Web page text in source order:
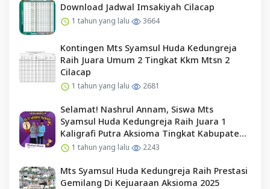
Download Jadwal Imsakiyah Cilacap
1 tahun yang lalu 3664
Kontingen Mts Syamsul Huda Kedungreja
Raih Juara Umum 2 Tingkat Kkm Mtsn 2
Cilacap
1 tahun yang lalu 2681
Selamat! Nashrul Annam, Siswa Mts
Syamsul Huda Kedungreja Raih Juara 1
Kaligrafi Putra Aksioma Tingkat Kabupaten
Cilacap
1 tahun yang lalu 2243
Mts Syamsul Huda Kedungreja Raih Prestasi
Gemilang Di Kejuaraan Aksioma 2025